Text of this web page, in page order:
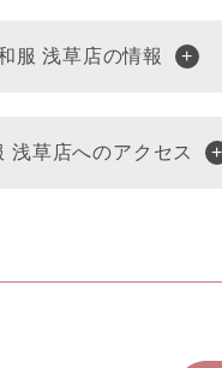
服 浅草店の情報
浅草店へのアクセス